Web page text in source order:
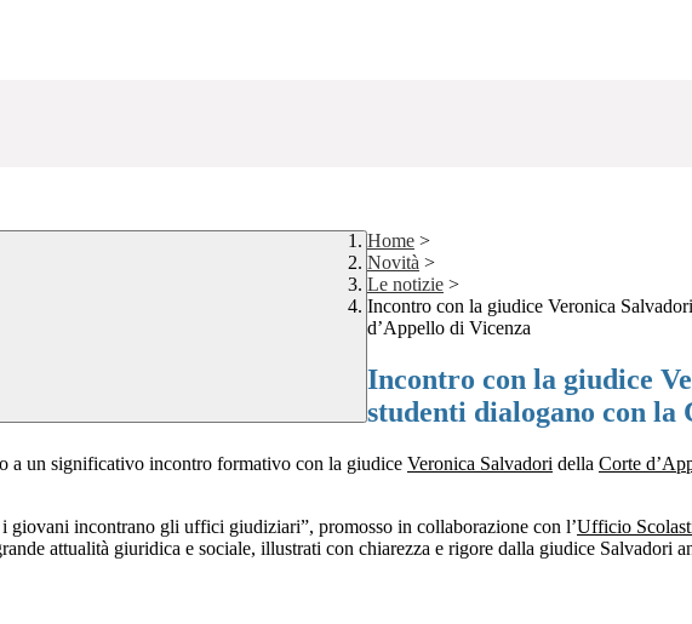
Home >
Novità >
Le notizie >
Incontro con la giudice Veronica
d’Appello di Vicenza
Incontro con la giudice
studenti dialogano con la
a un significativo incontro formativo con la giudice Veronica Salvadori della Corte
giovani incontrano gli uffici giudiziari”, promosso in collaborazione con l’Ufficio
attualità giuridica e sociale, illustrati con chiarezza e rigore dalla giudice Salvadori